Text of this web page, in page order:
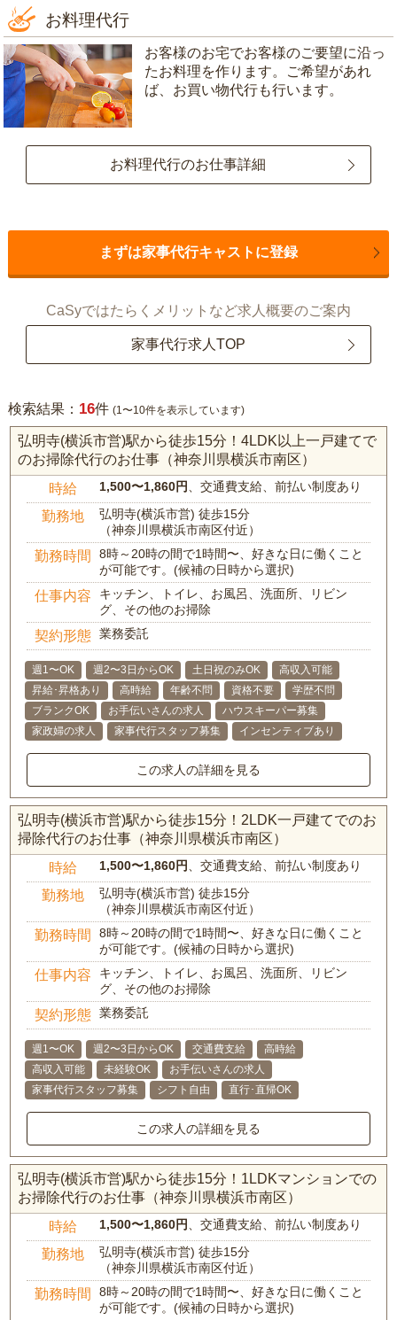
お料理代行
お客様のお宅でお客様のご要望に沿っ
たお料理を作ります。ご希望があれ
ば、お買い物代行も行います。
お料理代行のお仕事詳細
まずは家事代行キャストに登録
CaSyではたらくメリットなど求人概要のご案内
家事代行求人TOP
検索結果： 16件 (1〜10件を表示しています)
弘明寺(横浜市営)駅から徒歩15分！4LDK以上一戸建てで
のお掃除代行のお仕事（神奈川県横浜市南区）
時給 1,500〜1,860円 、交通費支給、前払い制度あり
勤務地
弘明寺(横浜市営) 徒歩15分
（神奈川県横浜市南区付近）
勤務時間
8時～20時の間で1時間〜、好きな日に働くこと
が可能です。(候補の日時から選択)
仕事内容
キッチン、トイレ、お風呂、洗面所、リビン
グ、その他のお掃除
契約形態 業務委託
週1〜OK 週2〜3日からOK 土日祝のみOK
高収入可能
昇給･昇格あり
高時給 年齢不問 資格不要
学歴不問
ブランクOK
お手伝いさんの求人
ハウスキーパー募集
家政婦の求人
家事代行スタッフ募集 インセンティブあり
この求人の詳細を見る
弘明寺(横浜市営)駅から徒歩15分！2LDK一戸建てでのお
掃除代行のお仕事（神奈川県横浜市南区）
時給 1,500〜1,860円 、交通費支給、前払い制度あり
勤務地
弘明寺(横浜市営) 徒歩15分
（神奈川県横浜市南区付近）
勤務時間
8時～20時の間で1時間〜、好きな日に働くこと
が可能です。(候補の日時から選択)
仕事内容
キッチン、トイレ、お風呂、洗面所、リビン
グ、その他のお掃除
契約形態 業務委託
週1〜OK 週2〜3日からOK 交通費支給
高時給
高収入可能
未経験OK
お手伝いさんの求人
家事代行スタッフ募集
シフト自由 直行･直帰OK
この求人の詳細を見る
弘明寺(横浜市営)駅から徒歩15分！1LDKマンションでの
お掃除代行のお仕事（神奈川県横浜市南区）
時給 1,500〜1,860円 、交通費支給、前払い制度あり
勤務地
弘明寺(横浜市営) 徒歩15分
（神奈川県横浜市南区付近）
勤務時間
8時～20時の間で1時間〜、好きな日に働くこと
が可能です。(候補の日時から選択)